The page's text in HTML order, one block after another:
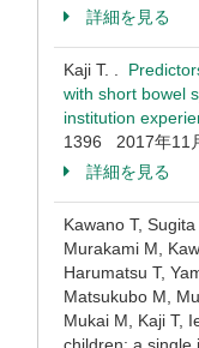
詳細を見る
Kaji T. .
with short bowel
institution
1396 2017年11
詳細を見る
Kawano T,
Murakami M,
Harumatsu T,
Matsukubo M,
Mukai M, Kaji T,